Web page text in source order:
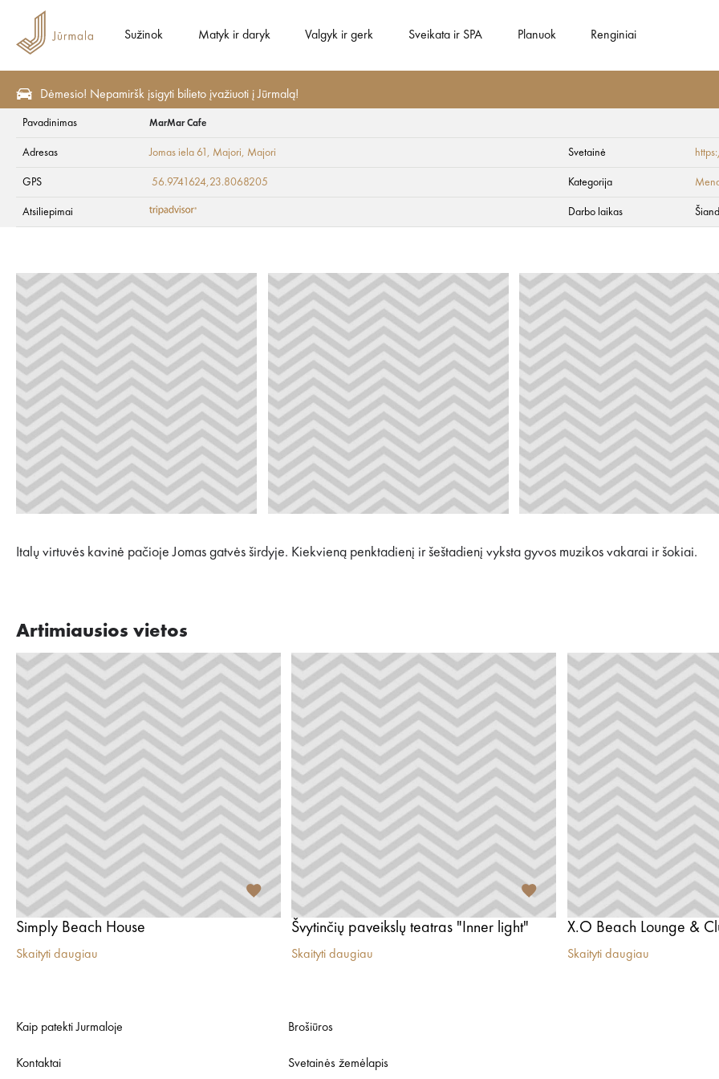
Sužinok Matyk ir daryk Valgyk ir gerk Sveikata ir SPA Planuok Renginiai
Dėmesio! Nepamiršk įsigyti bilieto įvažiuoti į Jūrmalą!
MarMar Cafe
Pavadinimas MarMar Cafe
Adresas Jomas iela 61, Majori, Majori Svetainė
GPS 56.9741624,23.8068205 Kategorija
Atsiliepimai Darbo laikas
Italų virtuvės kavinė pačioje Jomas gatvės širdyje. Kiekvieną penktadienį ir šeštadienį vyksta gyvos muzikos vakarai ir šokiai.
Artimiausios vietos
Simply Beach House
Skaityti daugiau
Švytinčių paveikslų teatras "Inner light"
Skaityti daugiau
X.O Beach Lounge &
Skaityti daugiau
Kaip patekti Jurmaloje
Kontaktai
Brošiūros
Svetainės žemėlapis